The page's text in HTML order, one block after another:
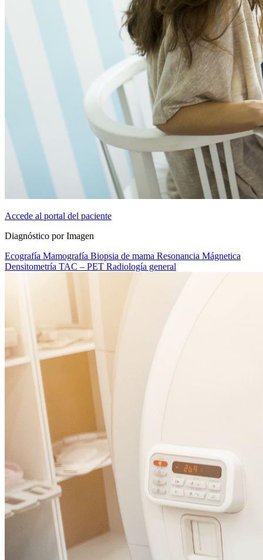
Accede al portal del paciente
Diagnóstico por Imagen
Ecografía Mamografía Biopsia de mama Resonancia Mágnetica
Densitometría TAC – PET Radiología general